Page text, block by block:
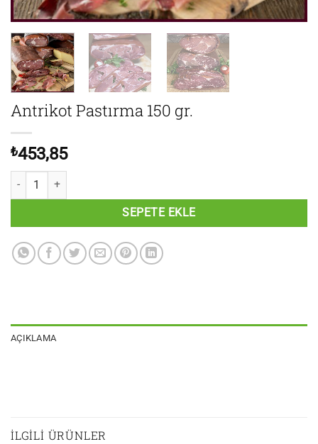
Antrikot Pastırma 150 gr.
₺453,85
Antrikot Pastırma 150 gr. adet
SEPETE EKLE
AÇIKLAMA
İLGILI ÜRÜNLER